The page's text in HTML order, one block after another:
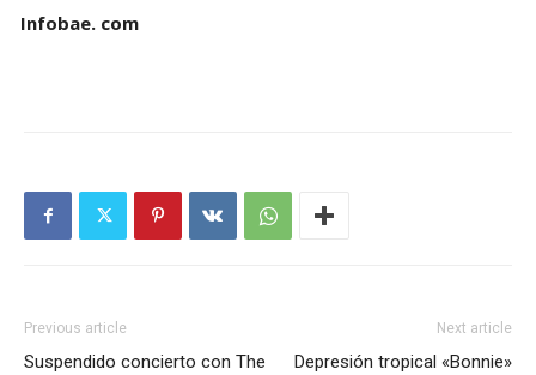
Infobae. com
Previous article
Suspendido concierto con The
Next article
Depresión tropical «Bonnie»